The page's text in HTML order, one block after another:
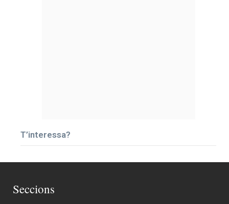
T’interessa?
Seccions